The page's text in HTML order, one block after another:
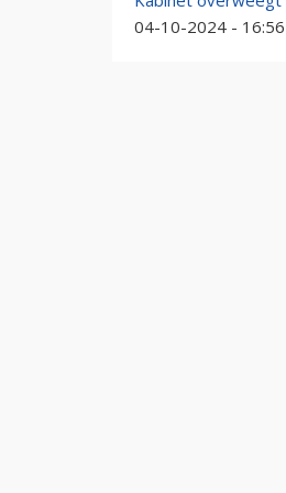
04-10-2024 - 16:56